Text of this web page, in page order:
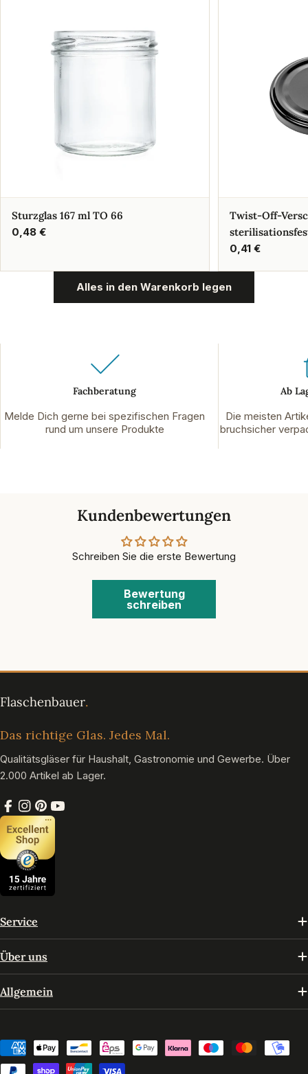
Sturzglas 167 ml TO 66
Regulärer
0,48 €
Twist-Off-
Regulärer
0,41 €
Alles in den Warenkorb legen
Fachberatung
Melde Dich gerne bei spezifischen Fragen
rund um unsere Produkte
Ab
Die meisten
bruchsicher
Kundenbewertungen
Schreiben Sie die erste Bewertung
Bewertung
schreiben
Das richtige Glas. Jedes Mal.
Qualitätsgläser für Haushalt, Gastronomie und Gewerbe. Über
2.000 Artikel ab Lager.
Facebook
Instagram
Pinterest
YouTube
Service
Über uns
Allgemein
Zahlungsmethoden